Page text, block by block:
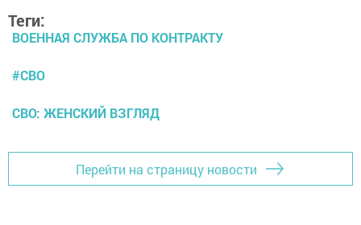
Теги:
ВОЕННАЯ СЛУЖБА ПО КОНТРАКТУ
#СВО
СВО: ЖЕНСКИЙ ВЗГЛЯД
Перейти на страницу новости